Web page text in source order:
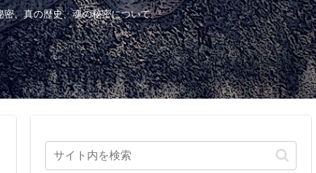
、真の歴史、魂の秘密について。